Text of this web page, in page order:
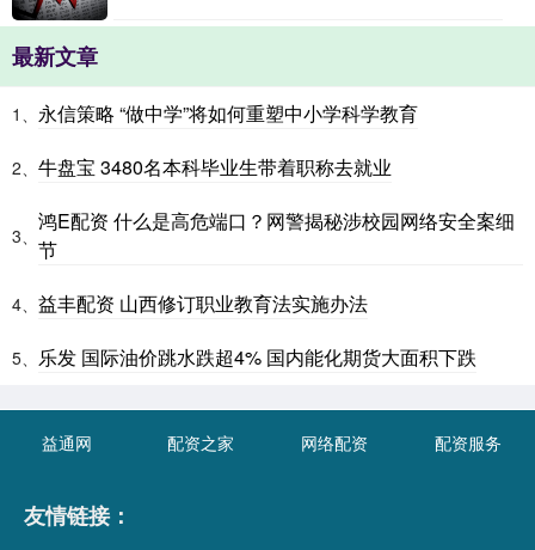
最新文章
1、 永信策略 “做中学”将如何重塑中小学科学教育
2、 牛盘宝 3480名本科毕业生带着职称去就业
3、
鸿E配资 什么是高危端口？网警揭秘涉校园网络安全案细
节
4、 益丰配资 山西修订职业教育法实施办法
5、 乐发 国际油价跳水跌超4% 国内能化期货大面积下跌
益通网 配资之家 网络配资 配资服务
友情链接：